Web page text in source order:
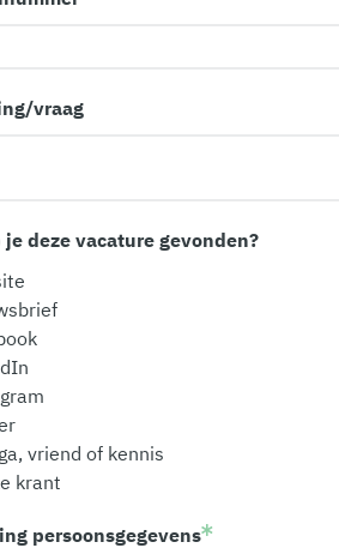
vraag
je deze vacature gevonden?
vriend of kennis
krant
persoonsgegevens